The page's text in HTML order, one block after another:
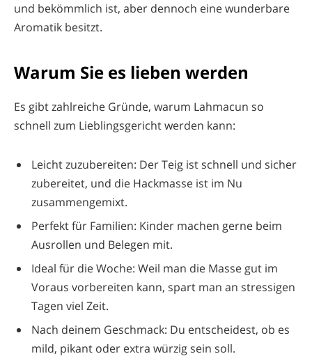
und bekömmlich ist, aber dennoch eine wunderbare
Aromatik besitzt.
Warum Sie es lieben werden
Es gibt zahlreiche Gründe, warum Lahmacun so
schnell zum Lieblingsgericht werden kann:
Leicht zuzubereiten: Der Teig ist schnell und sicher
zubereitet, und die Hackmasse ist im Nu
zusammengemixt.
Perfekt für Familien: Kinder machen gerne beim
Ausrollen und Belegen mit.
Ideal für die Woche: Weil man die Masse gut im
Voraus vorbereiten kann, spart man an stressigen
Tagen viel Zeit.
Nach deinem Geschmack: Du entscheidest, ob es
mild, pikant oder extra würzig sein soll.